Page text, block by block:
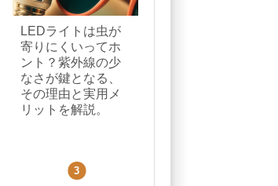
LEDライトは虫が
寄りにくいってホ
ント？紫外線の少
なさが鍵となる、
その理由と実用メ
リットを解説。